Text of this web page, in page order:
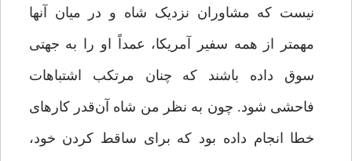
نیست که مشاوران نزدیک شاه و در میان آنها
مهمتر از همه سفیر آمریکا، عمداً او را به جهتی
سوق داده باشند که چنان مرتکب اشتباهات
فاحشی شود. چون به نظر من شاه آن‌قدر کارهای
خطا انجام داده بود که برای ساقط کردن خود،